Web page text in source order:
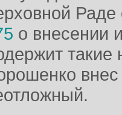
о внесении